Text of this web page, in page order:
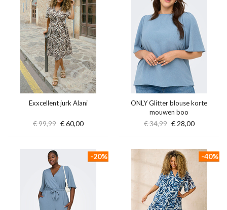
Exxcellent jurk Alani
€ 99,99 € 60,00
ONLY Glitter blouse korte
mouwen boo
€ 34,99 € 28,00
-20% -40%